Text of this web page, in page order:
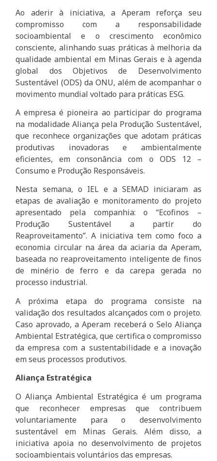
Ao aderir à iniciativa, a Aperam reforça seu
compromisso com a responsabilidade
socioambiental e o crescimento econômico
consciente, alinhando suas práticas à melhoria da
qualidade ambiental em Minas Gerais e à agenda
global dos Objetivos de Desenvolvimento
Sustentável (ODS) da ONU, além de acompanhar o
movimento mundial voltado para práticas ESG.
A empresa é pioneira ao participar do programa
na modalidade Aliança pela Produção Sustentável,
que reconhece organizações que adotam práticas
produtivas inovadoras e ambientalmente
eficientes, em consonância com o ODS 12 –
Consumo e Produção Responsáveis.
Nesta semana, o IEL e a SEMAD iniciaram as
etapas de avaliação e monitoramento do projeto
apresentado pela companhia: o “Ecofinos –
Produção Sustentável a partir do
Reaproveitamento”. A iniciativa tem como foco a
economia circular na área da aciaria da Aperam,
baseada no reaproveitamento inteligente de finos
de minério de ferro e da carepa gerada no
processo industrial.
A próxima etapa do programa consiste na
validação dos resultados alcançados com o projeto.
Caso aprovado, a Aperam receberá o Selo Aliança
Ambiental Estratégica, que certifica o compromisso
da empresa com a sustentabilidade e a inovação
em seus processos produtivos.
Aliança Estratégica
O Aliança Ambiental Estratégica é um programa
que reconhecer empresas que contribuem
voluntariamente para o desenvolvimento
sustentável em Minas Gerais. Além disso, a
iniciativa apoia no desenvolvimento de projetos
socioambientais voluntários das empresas.